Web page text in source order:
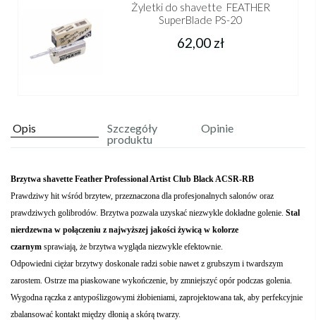
Żyletki do shavette FEATHER
SuperBlade PS-20
62,00 zł
Opis
Szczegóły
produktu
Opinie
Brzytwa shavette Feather Professional Artist Club Black ACSR-RB
Prawdziwy hit wśród brzytew, przeznaczona dla profesjonalnych salonów oraz
prawdziwych golibrodów. Brzytwa pozwala uzyskać niezwykle dokładne golenie. Stal
nierdzewna w połączeniu z najwyższej jakości żywicą w kolorze
czarnym sprawiają, że brzytwa wygląda niezwykle efektownie.
Odpowiedni ciężar brzytwy doskonale radzi sobie nawet z grubszym i twardszym
zarostem. Ostrze ma piaskowane wykończenie, by zmniejszyć opór podczas golenia.
Wygodna rączka z antypoślizgowymi żłobieniami, zaprojektowana tak, aby perfekcyjnie
zbalansować kontakt między dłonią a skórą twarzy.